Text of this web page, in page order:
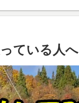
ている人へ